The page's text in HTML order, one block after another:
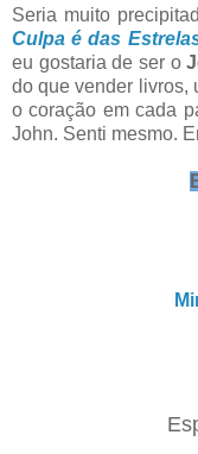
Seria muito
Culpa é das
eu gostaria de ser o
do que vender livros,
o coração em cada
John. Senti mesmo.